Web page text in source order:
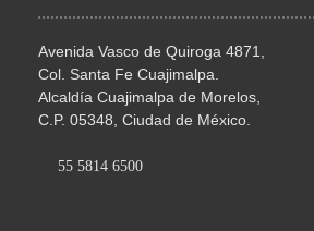
Avenida Vasco de Quiroga 4871,
Col. Santa Fe Cuajimalpa.
Alcaldía Cuajimalpa de Morelos,
C.P. 05348, Ciudad de México.
55 5814 6500